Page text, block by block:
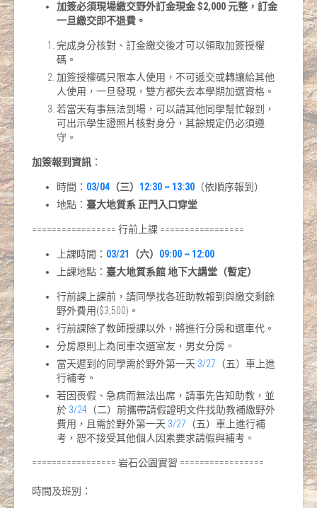
加簽必須現場繳交野外訂金現金 $2,000 元整，訂金
一旦繳交即不退費。
完成身分核對、訂金繳交後才可以領取加簽授權
碼。
加簽授權碼只限本人使用，不可遞交或轉讓給其他
人使用，一旦發現，雙方都失去本學期加選資格。
若當天有事無法到場，可以請其他同學幫忙報到，
可出示學生證照片核對身分，其餘規定仍必須遵
守。
加簽報到資訊 ：
時間： 03/04 （三） 12:30 ~ 13:30 （依順序報到）
地點： 臺大地質系 正門入口穿堂
================= 行前上課 =================
上課時間： 03/21 （六） 09:00 ~ 12:00
上課地點： 臺大地質系館 地下大講堂（暫定）
行前課上課前，請同學找各班助教報到與繳交剩餘
野外費用($3,500)。
行前課除了教師授課以外，將進行分房和選車代。
分房原則上為同車次選室友，男女分房。
當天遲到的同學需於野外第一天 3/27 （五）車上進
行補考。
若因喪假、急病而無法出席，請事先告知助教，並
於 3/24 （二）前攜帶請假證明文件找助教補繳野外
費用，且需於野外第一天 3/27 （五）車上進行補
考，恕不接受其他個人因素要求請假與補考。
================= 岩石公園實習 =================
時間及班別：